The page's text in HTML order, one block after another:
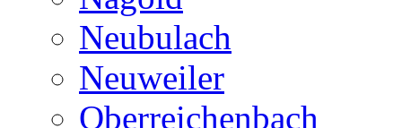
Neubulach
Neuweiler
Oberreichenbach